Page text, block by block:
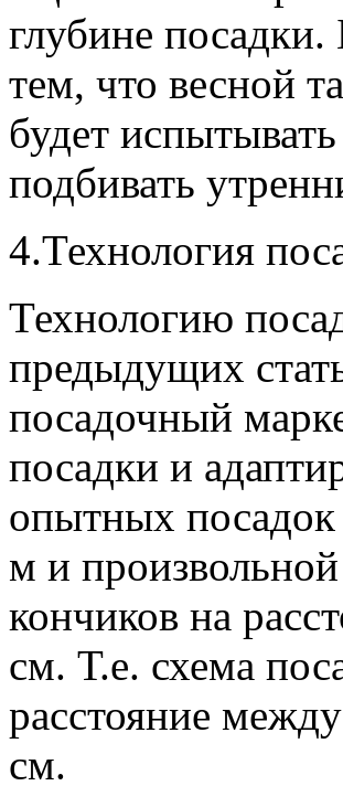
глубине
тем, что весной
будет
подбивать
4.Технология
Технологию
предыдущих
посадочный
посадки и
опытных
м и
кончиков на
см. Т.е. схема
расстояние
см.